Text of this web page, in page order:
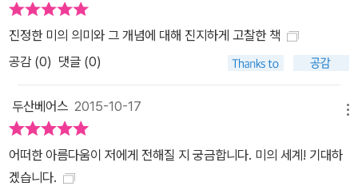
아름답게 지각되는가? 인간의 매력에 관한 현대의 연구는 아름다운
사람이 많은 장점을 누린다는 일상적인 선입견과 표상을 입증해주고
있다. 미의 기준은 우리가 생각하는 것처럼 그렇게 주관적이지 않으
의 외모를 최적의 상태로 만들고 싶어 한다. 이로 인해 인간은 자신의
몸을 변형시키고 표현할 때 어디까지 책임을 져야 하는지, 이에 대한
철학적 윤리적 질문도 중요한 주제가 되었다.
진정한 미의 의미와 그 개념에 대해 진지하게 고찰한 책
공감 (0) 댓글 (0)
두산베어스 2015-10-17
어떠한 아름다움이 저에게 전해질 지 궁금합니다. 미의 세계! 기대하
겠습니다.